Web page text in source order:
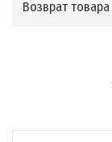
Возврат товара